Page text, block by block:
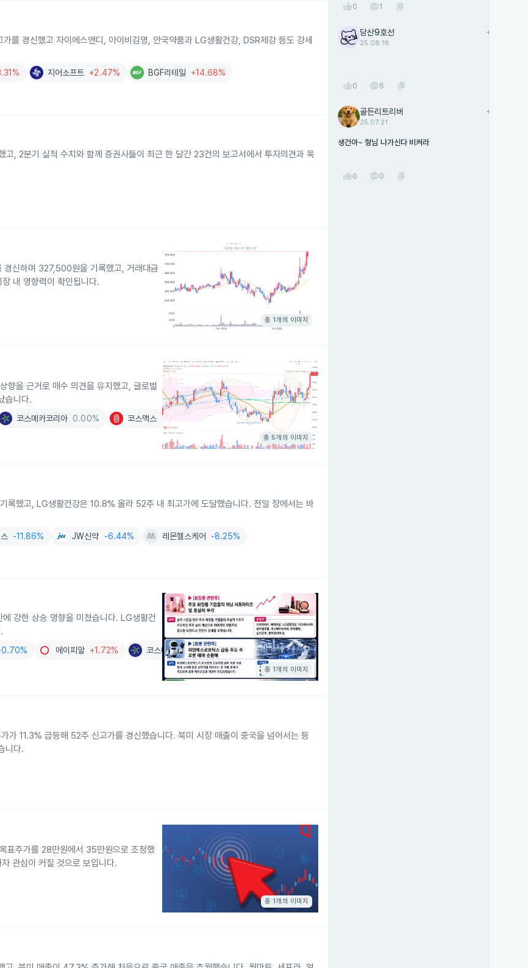
를 경신했고 자이에스앤디, 아이비김영, 안국약품과 LG생활건강, DSR제강 등도 강세
지어소프트 +2.47% BGF리테일 +14.68%
, 2분기 실적 수치와 함께 증권사들이 최근 한 달간 23건의 보고서에서 투자의견과 목
신하며 327,500원을 기록했고, 거래대금
내 영향력이 확인됩니다.
총 1개의 이미지
향을 근거로 매수 의견을 유지했고, 글로벌
습니다.
코스메카코리아 0.00% 코스맥스 +1.73%
총 5개의 이미지
했고, LG생활건강은 10.8% 올라 52주 내 최고가에 도달했습니다. 전일 장에서는 바
-11.86% JW신약 -6.44% 레몬헬스케어 -8.25%
강한 상승 영향을 미쳤습니다. LG생활건
에이피알 +1.72% 코스메카코리아 0.00%
총 1개의 이미지
11.3% 급등해 52주 신고가를 경신했습니다. 북미 시장 매출이 중국을 넘어서는 등
니다.
표주가를 28만원에서 35만원으로 조정했
관심이 커질 것으로 보입니다.
총 1개의 이미지
thumb_up0 1 content_copy
당산9호선
25.08.18
add
thumb_up0 5 content_copy
골든리트리버
25.07.21
add
생건아~ 형님 나가신다 비켜라
thumb_up0 0 content_copy